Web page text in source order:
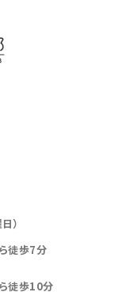
）
徒歩7分
徒歩10分